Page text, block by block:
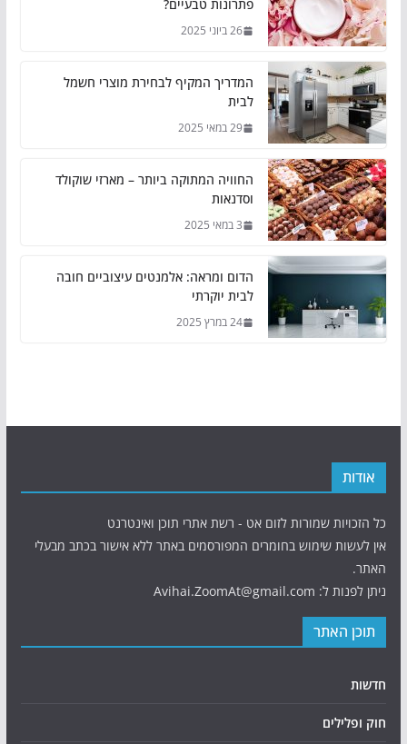
פתרונות טבעיים?
26 ביוני 2025
המדריך המקיף לבחירת מוצרי חשמל
לבית
29 במאי 2025
החוויה המתוקה ביותר – מארזי שוקולד
וסדנאות
3 במאי 2025
הדום ומראה: אלמנטים עיצוביים חובה
לבית יוקרתי
24 במרץ 2025
אודות
כל הזכויות שמורות לזום אט - רשת אתרי תוכן ואינטרנט
אין לעשות שימוש בחומרים המפורסמים באתר ללא אישור בכתב מבעלי
האתר.
ניתן לפנות ל: Avihai.ZoomAt@gmail.com
תוכן האתר
חדשות
חוק ופלילים